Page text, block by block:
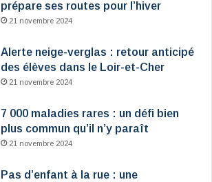
prépare ses routes pour l’hiver
21 novembre 2024
Alerte neige-verglas : retour anticipé
des élèves dans le Loir-et-Cher
21 novembre 2024
7 000 maladies rares : un défi bien
plus commun qu’il n’y paraît
21 novembre 2024
Pas d’enfant à la rue : une